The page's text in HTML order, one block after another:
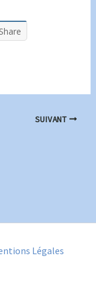
Share
SUIVANT
Légales